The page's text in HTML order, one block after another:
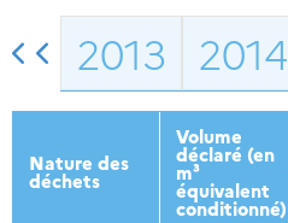
2013 2014
Nature des
déchets
Volume
déclaré (en
m³
équivalent
conditionné)